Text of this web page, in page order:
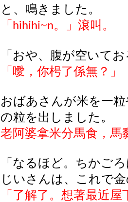
と、鳴きました。
「 hihihi~n。」滾叫。
「おや、腹が空いて
「噯，你枵了係無？」
おばあさんが米を一
の粒を出しました。
老阿婆拿米分馬食，馬
「なるほど。ちかご
じいさんは、これで
「了解了。想著最近